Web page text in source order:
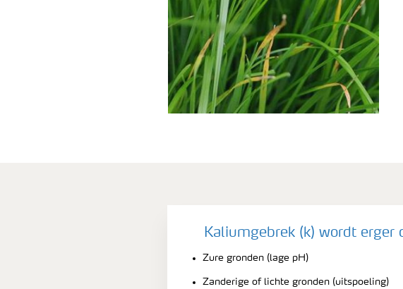
Kaliumgebrek (k) wordt erger
Zure gronden (lage pH)
Zanderige of lichte gronden (uitspoeling)